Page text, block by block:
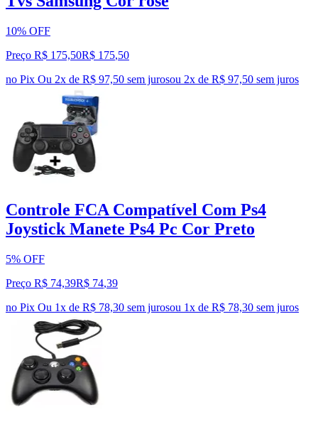
10% OFF
Preço R$ 175,50R$ 175,50
no Pix Ou 2x de R$ 97,50 sem jurosou 2x de R$ 97,50 sem juros
Controle FCA Compatível Com Ps4
Joystick Manete Ps4 Pc Cor Preto
5% OFF
Preço R$ 74,39R$ 74,39
no Pix Ou 1x de R$ 78,30 sem jurosou 1x de R$ 78,30 sem juros